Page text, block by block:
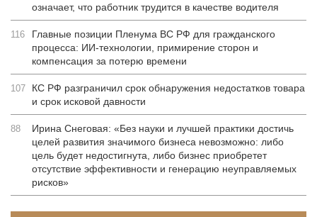
означает, что работник трудится в качестве водителя
116
Главные позиции Пленума ВС РФ для гражданского
процесса: ИИ-технологии, примирение сторон и
компенсация за потерю времени
107
КС РФ разграничил срок обнаружения недостатков товара
и срок исковой давности
88
Ирина Снеговая: «Без науки и лучшей практики достичь
целей развития значимого бизнеса невозможно: либо
цель будет недостигнута, либо бизнес приобретет
отсутствие эффективности и генерацию неуправляемых
рисков»